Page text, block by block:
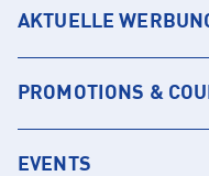
AKTUELLE
PROMOTIONS &
EVENTS